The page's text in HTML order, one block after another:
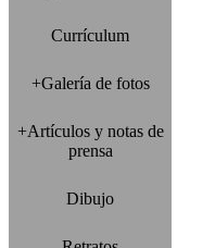
Currículum
+Galería de fotos
+Artículos y notas de
prensa
Dibujo